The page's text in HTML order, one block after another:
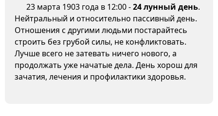
23 марта 1903 года в 12:00 -24 лунный день.
Нейтральный и относительно пассивный день.
Отношения с другими людьми постарайтесь
строить без грубой силы, не конфликтовать.
Лучше всего не затевать ничего нового, а
продолжать уже начатые дела. День хорош для
зачатия, лечения и профилактики здоровья.